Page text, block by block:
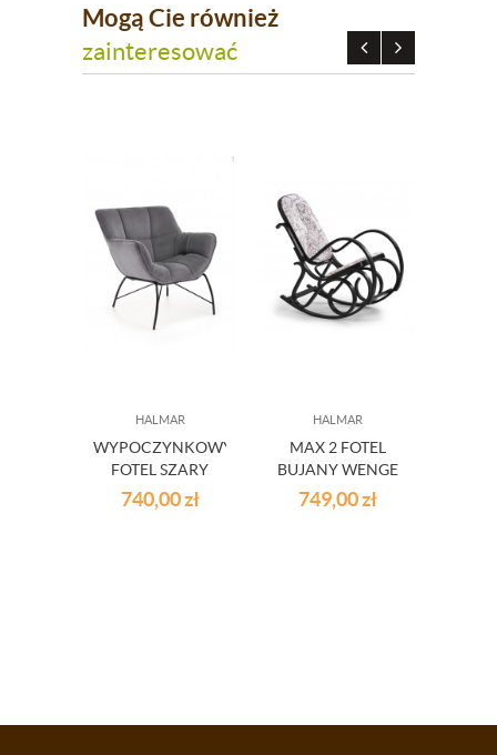
Mogą Cie również
zainteresować
HALMAR
WYPOCZYNKOWY
FOTEL SZARY
BELTON
740,00zł
HALMAR
MAX 2 FOTEL
BUJANY WENGE
749,00zł